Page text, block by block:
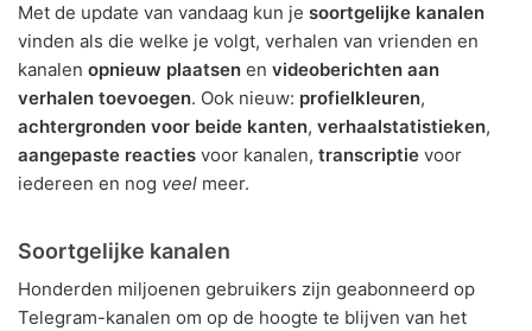
Met de update van vandaag kun je soortgelijke kanalen
vinden als die welke je volgt, verhalen van vrienden en
kanalen opnieuw plaatsen en videoberichten aan
verhalen toevoegen. Ook nieuw: profielkleuren,
achtergronden voor beide kanten, verhaalstatistieken,
aangepaste reacties voor kanalen, transcriptie voor
iedereen en nog veel meer.
Soortgelijke kanalen
Honderden miljoenen gebruikers zijn geabonneerd op
Telegram-kanalen om op de hoogte te blijven van het